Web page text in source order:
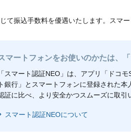
て振込手数料を優遇いたします。スマ
マートフォンをお使いのかたは、
「スマート認証NEO」は、アプリ「ドコ
ト銀行」とスマートフォンに登録された
証に比べ、より安全かつスムーズに取引
スマート認証NEOについて